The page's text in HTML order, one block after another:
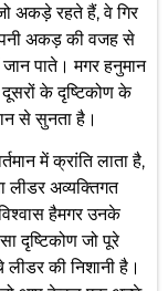
अकड़े रहते हैं, वे गिर
अकड़ की वजह से
पाते। मगर हनुमान
के दृष्टिकोण के
से सुनता है।
में क्रांति लाता है,
लीडर अव्यक्तिगत
हैमगर उनके
दृष्टिकोण जो पूरे
लीडर की निशानी है।